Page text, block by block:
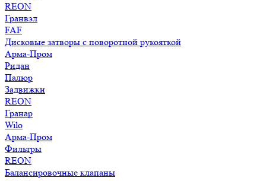
REON
Гранвэл
FAF
Дисковые затворы с поворотной рукояткой
Арма-Пром
Ридан
Палюр
Задвижки
REON
Гранар
Wilo
Арма-Пром
Фильтры
REON
Балансировочные клапаны